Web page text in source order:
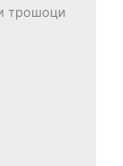
трошоци